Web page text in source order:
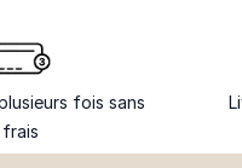
fois sans
frais